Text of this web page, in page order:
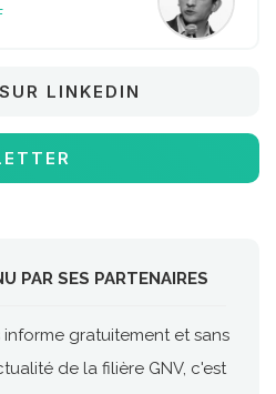
LINKEDIN
PAR SES PARTENAIRES
gratuitement et sans
de la filière GNV, c'est